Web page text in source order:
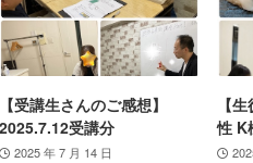
【受講生さんのご感想】
2025.7.12受講分
2025 年 7 月 14 日
【
性 K